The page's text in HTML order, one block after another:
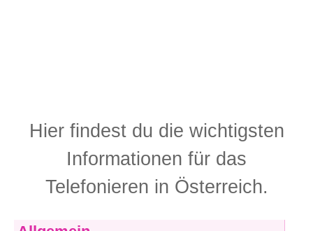
Hier findest du die wichtigsten
Informationen für das
Telefonieren in Österreich.